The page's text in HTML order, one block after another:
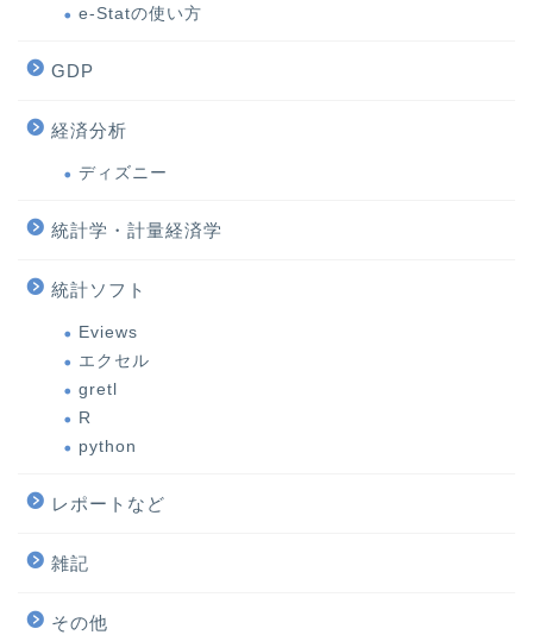
e-Statの使い方
GDP
経済分析
ディズニー
統計学・計量経済学
統計ソフト
Eviews
エクセル
gretl
R
python
レポートなど
雑記
その他